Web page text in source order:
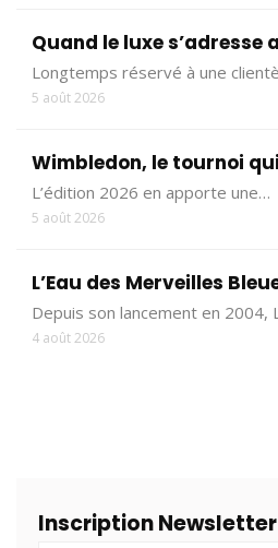
Quand le luxe s’adresse
Longtemps réservé à une
5 août 2026
Wimbledon, le tournoi
L’édition 2026 en apporte une…
5 août 2026
L’Eau des Merveilles
Depuis son lancement en 2004,
4 août 2026
Inscription Newsletter